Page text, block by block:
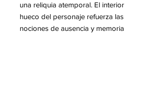
una reliquia atemporal. El interior
hueco del personaje refuerza las
nociones de ausencia y memoria